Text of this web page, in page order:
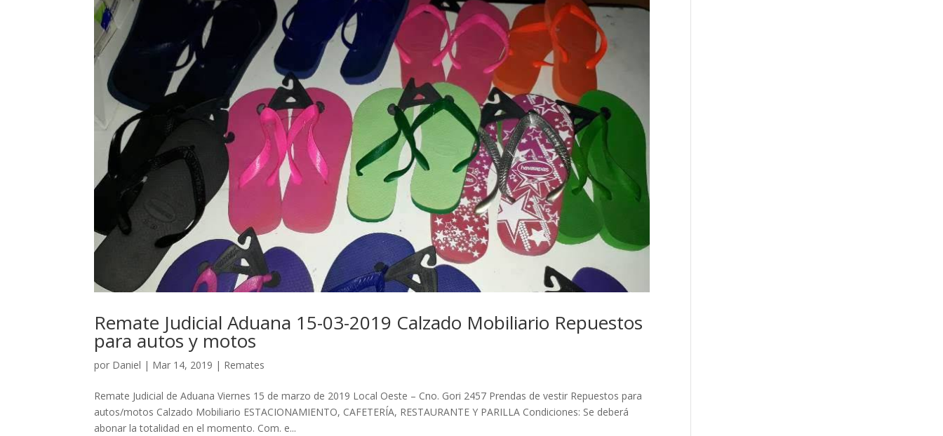
Remate Judicial Aduana 15-03-2019 Calzado Mobiliario Repuestos
para autos y motos
por Daniel | Mar 14, 2019 | Remates
Remate Judicial de Aduana Viernes 15 de marzo de 2019 Local Oeste – Cno. Gori 2457 Prendas de vestir Repuestos para
autos/motos Calzado Mobiliario ESTACIONAMIENTO, CAFETERÍA, RESTAURANTE Y PARILLA Condiciones: Se deberá
abonar la totalidad en el momento. Com. e...